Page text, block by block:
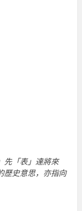
先「表」達將來
歷史意思，亦指向